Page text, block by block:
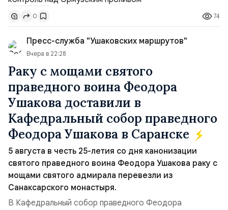
доли контроля (75 на 25). Было: Ранее Иран и Оман
контролировали пролив на паритетных началах —
50/50. Стало: Новое соглашение закрепляет за
Ираном...
0 74
Пресс-служба "Ушаковских маршрутов"
Вчера в 22:28
Раку с мощами святого
праведного воина Феодора
Ушакова доставили в
Кафедральный собор праведного
Феодора Ушакова в Саранске
5 августа в честь 25-летия со дня канонизации
святого праведного воина Феодора Ушакова раку с
мощами святого адмирала перевезли из
Санаксарского монастыря.
В Кафедральный собор праведного Феодора